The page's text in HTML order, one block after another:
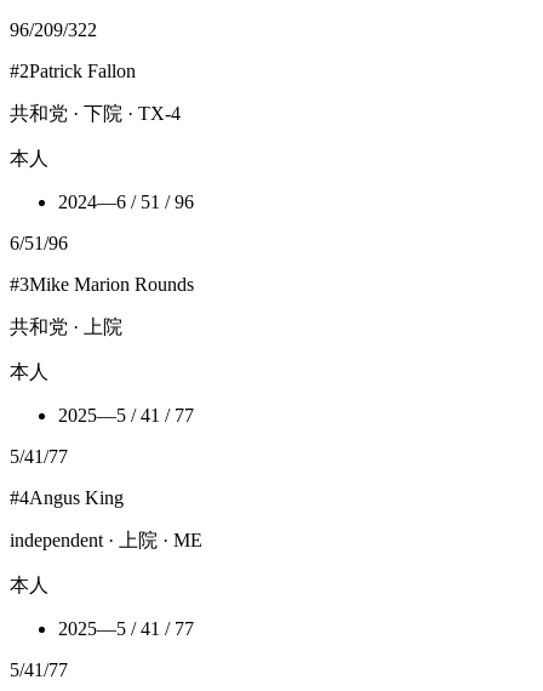
96/209/322
#2Patrick Fallon
共和党 · 下院 · TX-4
本人
2024—6 / 51 / 96
6/51/96
#3Mike Marion Rounds
共和党 · 上院
本人
2025—5 / 41 / 77
5/41/77
#4Angus King
independent · 上院 · ME
本人
2025—5 / 41 / 77
5/41/77